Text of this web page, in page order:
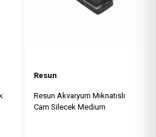
Resun
Resun Akvaryum Mıknatıslı
Cam Silecek Medium